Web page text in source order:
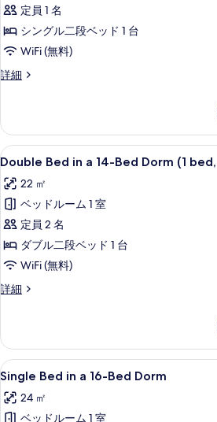
表
示
す
る
14-
Bed
Dorm
の
て
の
写
真
を
表
示
す
る
定員 1 名
シングル二段ベッド 1 台
WiFi (無料)
詳細
Single
14-
Bed
Dorm
詳
細
Double
Bed
in
a
14-
Bed
Dorm
(1
bed,
の
す
べ
て
防音設
7
Double Bed in a 14-Bed Dorm (1
22 ㎡
ベッドルーム 1 室
定員 2 名
ダブル二段ベッド 1 台
WiFi (無料)
詳細
Double
14-
Bed
Dorm
bed,
2
Single
Bed
in
防音設
7
Single Bed in a 16-Bed Dorm
24 ㎡
ベッドルーム 1 室